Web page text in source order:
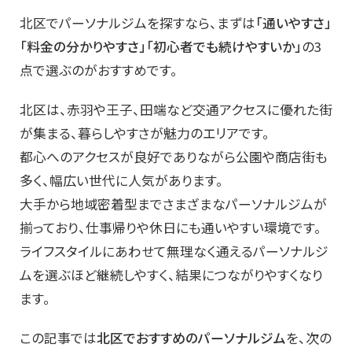
北区でパーソナルジムを探すなら、まずは「通いやすさ」
「料金の分かりやすさ」「初心者でも続けやすいか」の3
点で選ぶのがおすすめです。
北区は、赤羽や王子、田端など交通アクセスに優れた街
が集まる、暮らしやすさが魅力のエリアです。
都心へのアクセスが良好でありながら公園や商店街も
多く、幅広い世代に人気があります。
大手から地域密着型までさまざまなパーソナルジムが
揃っており、仕事帰りや休日にも通いやすい環境です。
ライフスタイルにあわせて無理なく通えるパーソナルジ
ムを選ぶほど継続しやすく、結果につながりやすくなり
ます。
この記事では北区でおすすめのパーソナルジムを、次の